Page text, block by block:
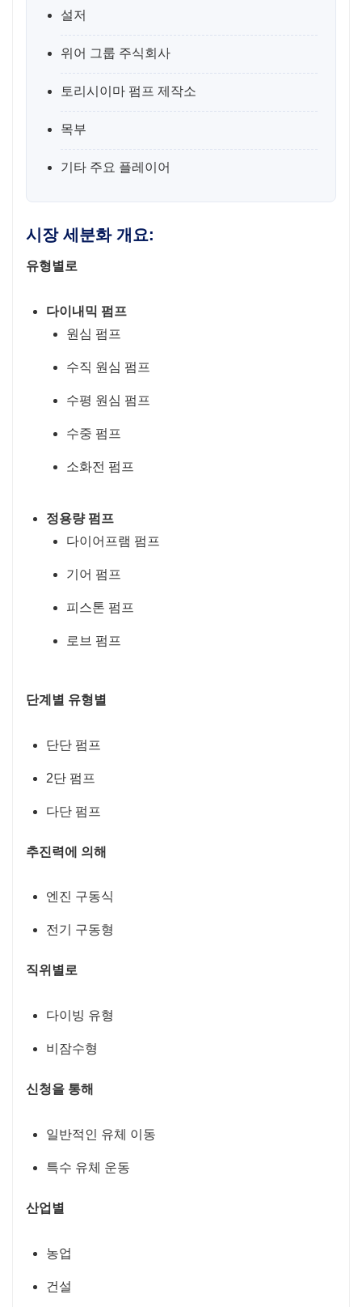
설저
위어 그룹 주식회사
토리시이마 펌프 제작소
목부
기타 주요 플레이어
시장 세분화 개요:
유형별로
다이내믹 펌프
원심 펌프
수직 원심 펌프
수평 원심 펌프
수중 펌프
소화전 펌프
정용량 펌프
다이어프램 펌프
기어 펌프
피스톤 펌프
로브 펌프
단계별 유형별
단단 펌프
2단 펌프
다단 펌프
추진력에 의해
엔진 구동식
전기 구동형
직위별로
다이빙 유형
비잠수형
신청을 통해
일반적인 유체 이동
특수 유체 운동
산업별
농업
건설